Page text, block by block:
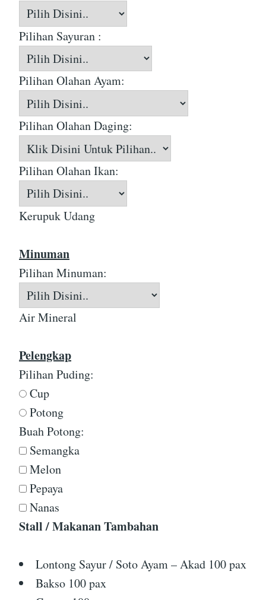
Pilihan Sayuran :
Pilihan Olahan Ayam:
Pilihan Olahan Daging:
Pilihan Olahan Ikan:
Kerupuk Udang
Minuman
Pilihan Minuman:
Air Mineral
Pelengkap
Pilihan Puding:
Cup
Potong
Buah Potong:
Semangka
Melon
Pepaya
Nanas
Stall / Makanan Tambahan
Lontong Sayur / Soto Ayam – Akad 100 pax
Bakso 100 pax